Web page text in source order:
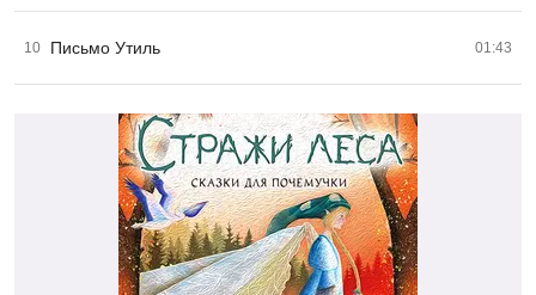
10 Письмо Утиль 01:43